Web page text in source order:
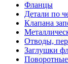
Фланцы
Детали по
Клапана
Отводы,
Заглушки